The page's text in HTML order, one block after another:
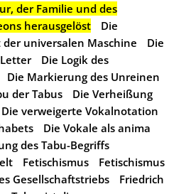
der Familie und des
herausgelöst
Die
universalen Maschine
Die
Die Logik des
Die Markierung des Unreinen
der Tabus
Die Verheißung
Die verweigerte Vokalnotation
Die Vokale als anima
des Tabu-Begriffs
Fetischismus
Fetischismus
Gesellschaftstriebs
Friedrich